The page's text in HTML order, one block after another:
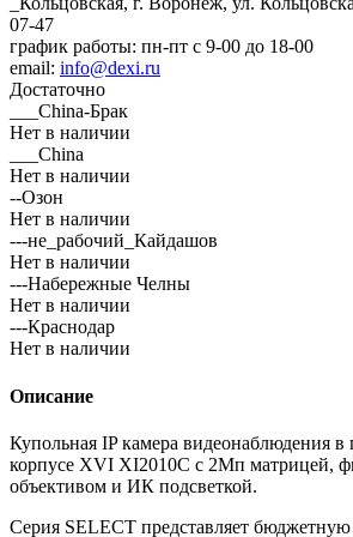
07-47
график работы: пн-пт с 9-00 до 18-00
email: info@dexi.ru
Достаточно
___China-Брак
Нет в наличии
___China
Нет в наличии
--Озон
Нет в наличии
---не_рабочий_Кайдашов
Нет в наличии
---Набережные Челны
Нет в наличии
---Краснодар
Нет в наличии
Описание
Купольная IP камера видеонаблюдения в
корпусе XVI XI2010C с 2Мп матрицей,
объективом и ИК подсветкой.
Серия SELECT представляет